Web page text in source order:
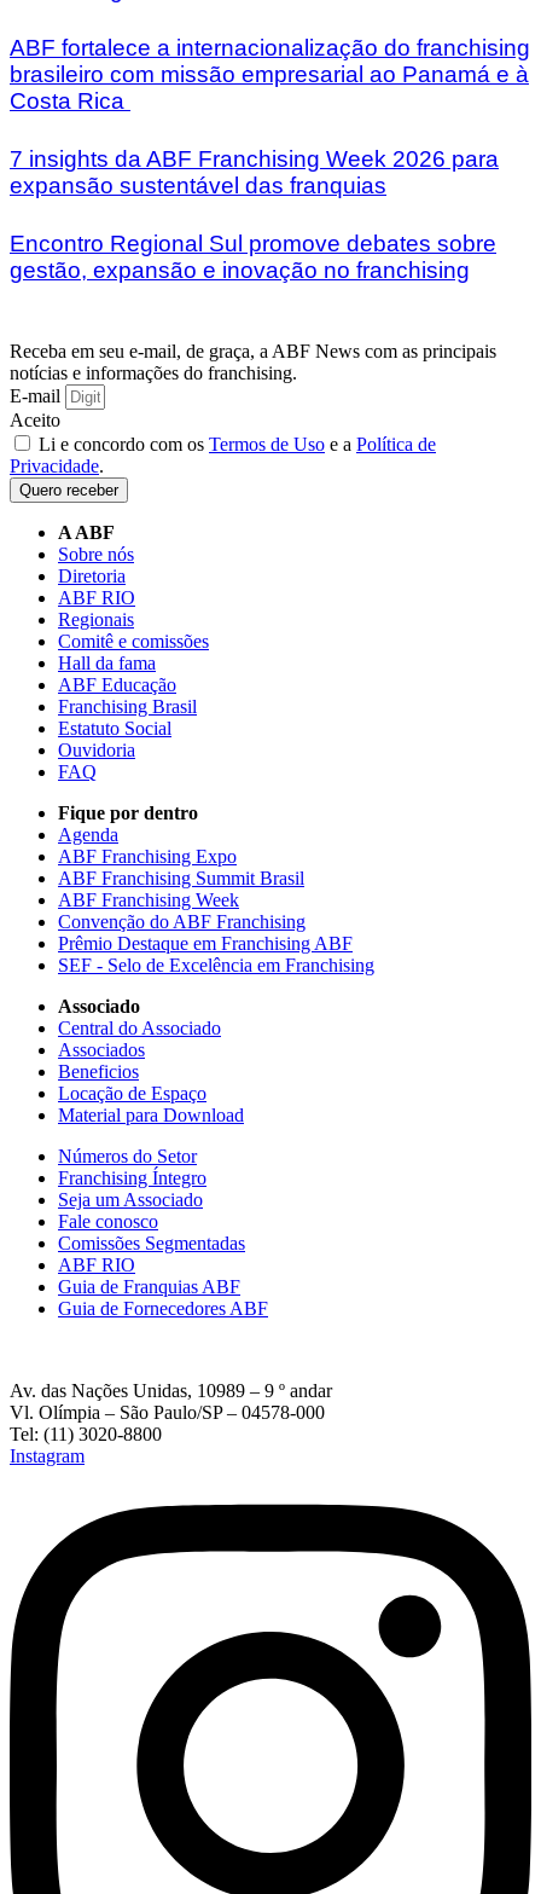
ABF fortalece a internacionalização do franchising
brasileiro com missão empresarial ao Panamá e à
Costa Rica
7 insights da ABF Franchising Week 2026 para
expansão sustentável das franquias
Encontro Regional Sul promove debates sobre
gestão, expansão e inovação no franchising
Receba em seu e-mail, de graça, a ABF News com as principais
notícias e informações do franchising.
E-mail
Aceito
Li e concordo com os Termos de Uso e a Política de
Privacidade.
Quero receber
A ABF
Sobre nós
Diretoria
ABF RIO
Regionais
Comitê e comissões
Hall da fama
ABF Educação
Franchising Brasil
Estatuto Social
Ouvidoria
FAQ
Fique por dentro
Agenda
ABF Franchising Expo
ABF Franchising Summit Brasil
ABF Franchising Week
Convenção do ABF Franchising
Prêmio Destaque em Franchising ABF
SEF - Selo de Excelência em Franchising
Associado
Central do Associado
Associados
Beneficios
Locação de Espaço
Material para Download
Números do Setor
Franchising Íntegro
Seja um Associado
Fale conosco
Comissões Segmentadas
ABF RIO
Guia de Franquias ABF
Guia de Fornecedores ABF
Av. das Nações Unidas, 10989 – 9 º andar
Vl. Olímpia – São Paulo/SP – 04578-000
Tel: (11) 3020-8800
Instagram